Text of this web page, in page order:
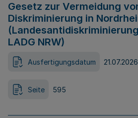
Gesetz zur Vermeidung
Diskriminierung in
LADG NRW)
Ausfertigungsdatum 21.07.2026
Seite 595